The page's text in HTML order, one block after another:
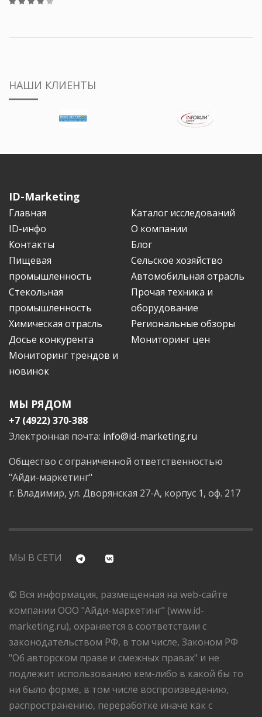
НАШИ КЛИЕНТЫ
ID-Marketing
Главная
Каталог исследований
ID-инфо
О компании
Контакты
Блог
Пищевая
промышленность
Сельское хозяйство
Автомобильная отрасль
Стекольная
промышленность
Прочая техника и
оборудование
Химическая отрасль
Региональные обзоры
Досье конкурента
Мониторинг цен
Мониторинг трендов и
новинок
МЫ РЯДОМ
+7 (4922) 370-388
Электронная почта: info@id-marketing.ru
Общество с ограниченной ответственностью
"Айди-маркетинг"
г. Владимир, ул. Дворянская 27-А, корпус 1, оф. 217
МЫ В СЕТИ
© Вся информация, размещенная на web-сайте
компании ООО "Айди-маркетинг" (www.id-
marketing.ru), охраняется в соответствии с
законодательством РФ, в том числе, Законом РФ
"Об авторском праве и смежных правах" и не
подлежит использованию кем-либо в какой бы то
ни было форме, в том числе воспроизведению,
распространению, переработке иначе как с